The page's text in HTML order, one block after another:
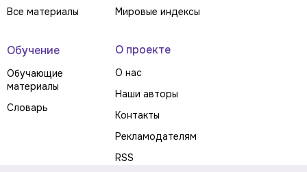
Все материалы
Мировые индексы
Обучение
Обучающие
материалы
Словарь
О проекте
О нас
Наши авторы
Контакты
Рекламодателям
RSS